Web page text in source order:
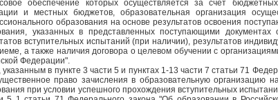
обеспечение которых осуществляется за счет
и местных бюджетов, образовательная организация
образования на основе результатов освоения
указанных в представленных поступающими
вступительных испытаний (при наличии), результатов
а также наличия договора о целевом обучении с
Федерации".
в пункте 3 части 5 и пунктах 1-13 части 7 статьи 71
право зачисления в образовательную организацию
при условии успешного прохождения вступительных